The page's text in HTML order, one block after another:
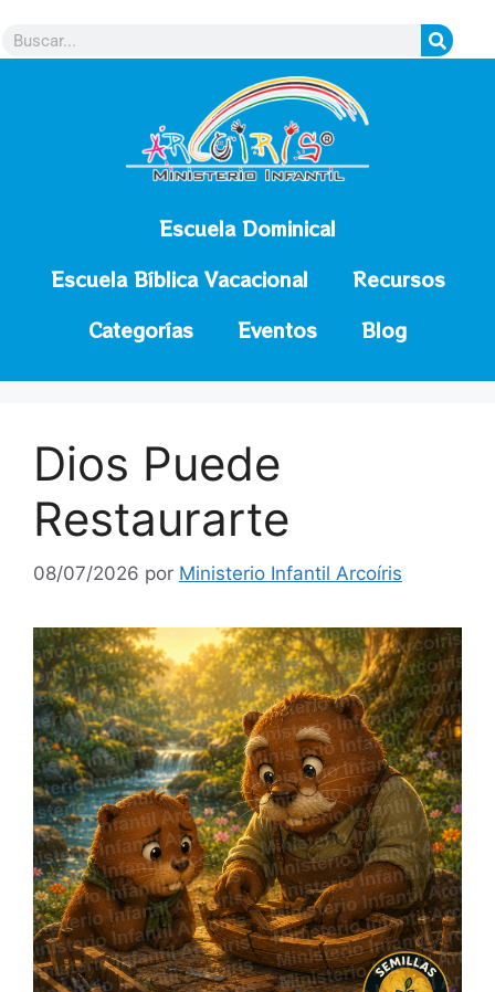
Escuela Dominical
Escuela Bíblica Vacacional
Recursos
Categorías
Eventos Blog
Dios Puede
Restaurarte
08/07/2026 por Ministerio Infantil Arcoíris